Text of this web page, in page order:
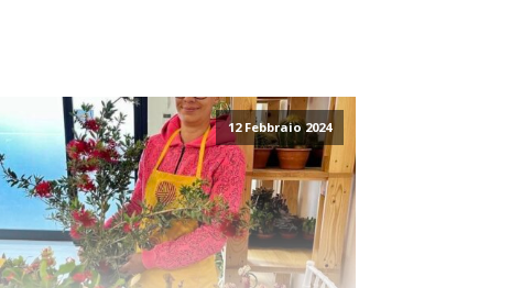
12 Febbraio 2024